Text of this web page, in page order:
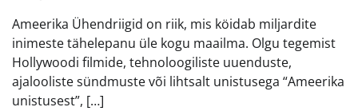
Ameerika Ühendriigid on riik, mis köidab miljardite
inimeste tähelepanu üle kogu maailma. Olgu tegemist
Hollywoodi filmide, tehnoloogiliste uuenduste,
ajalooliste sündmuste või lihtsalt unistusega “Ameerika
unistusest”, […]